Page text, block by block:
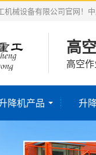
机械设备有限公司官网！
高
高空
降机产品 升